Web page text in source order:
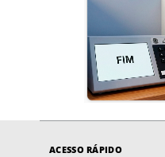
ACESSO RÁPIDO